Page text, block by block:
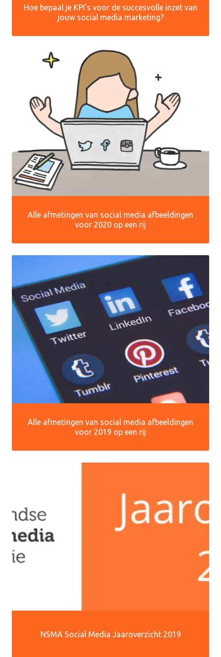
Hoe bepaal je KPI’s voor de succesvolle inzet van
jouw social media marketing?
Alle afmetingen van social media afbeeldingen
voor 2020 op een rij
Alle afmetingen van social media afbeeldingen
voor 2019 op een rij
NSMA Social Media Jaaroverzicht 2019